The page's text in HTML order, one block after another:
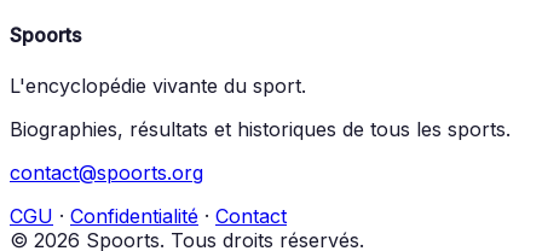
Spoorts
L'encyclopédie vivante du sport.
Biographies, résultats et historiques de tous les sports.
contact@spoorts.org
CGU · Confidentialité · Contact
© 2026 Spoorts. Tous droits réservés.